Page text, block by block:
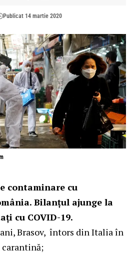
Publicat 14 martie 2020
contaminare cu
Bilanțul ajunge la
cu COVID-19.
Brasov, întors din Italia în
carantină;